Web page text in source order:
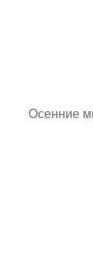
Осенние